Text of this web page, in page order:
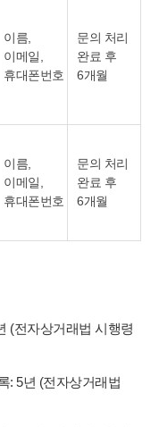
이름,
이메일,
휴대폰번호
문의 처리
완료 후
6개월
이름,
이메일,
휴대폰번호
문의 처리
완료 후
6개월
(전자상거래법 시행령
: 5년 (전자상거래법